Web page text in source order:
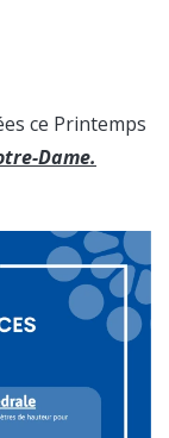
ce Printemps
Dame.